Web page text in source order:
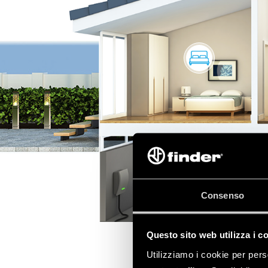
Consenso
Questo sito web utilizza i
Utilizziamo i cookie per